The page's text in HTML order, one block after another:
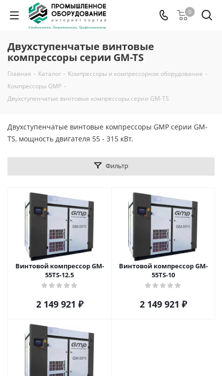
0
Двухступенчатые винтовые
компрессоры серии GM-TS
Главная - Каталог - Компрессоры и компрессорное оборудование -
Компрессоры GMP -
Двухступенчатые винтовые компрессоры серии GM-TS
Двухступенчатые винтовые компрессоры GMP серии GM-
TS, мощность двигателя 55 - 315 кВт.
Фильтр
Винтовой компрессор GM-
55TS-12.5
2 149 921 ₽
Винтовой компрессор GM-
55TS-10
2 149 921 ₽